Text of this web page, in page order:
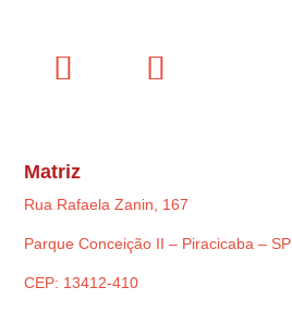
Matriz
Rua Rafaela Zanin, 167
Parque Conceição II – Piracicaba – SP
CEP: 13412-410